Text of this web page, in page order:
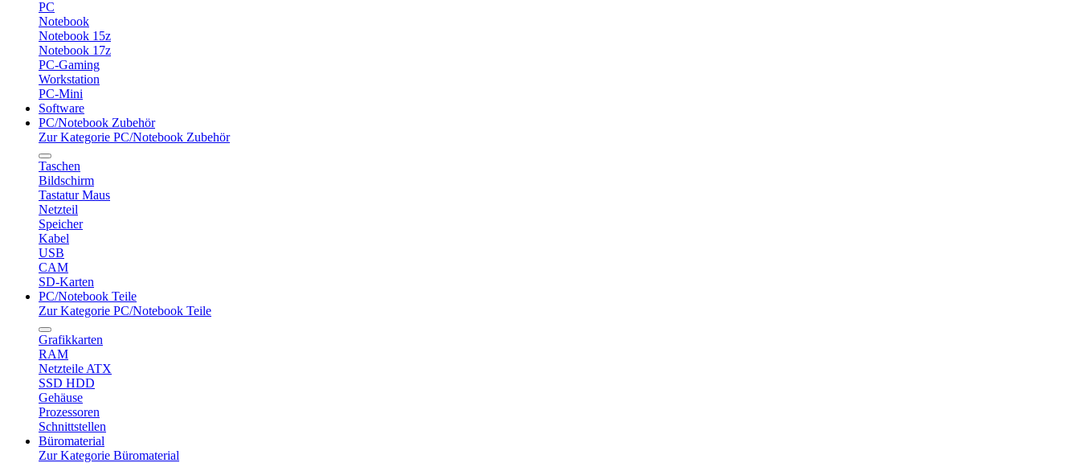
PC
Notebook
Notebook 15z
Notebook 17z
PC-Gaming
Workstation
PC-Mini
Software
PC/Notebook Zubehör
Zur Kategorie PC/Notebook Zubehör
Taschen
Bildschirm
Tastatur Maus
Netzteil
Speicher
Kabel
USB
CAM
SD-Karten
PC/Notebook Teile
Zur Kategorie PC/Notebook Teile
Grafikkarten
RAM
Netzteile ATX
SSD HDD
Gehäuse
Prozessoren
Schnittstellen
Büromaterial
Zur Kategorie Büromaterial